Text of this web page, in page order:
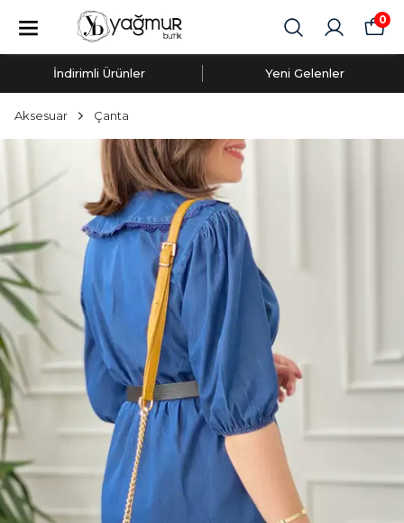
0
İndirimli Ürünler Yeni Gelenler
Aksesuar Çanta